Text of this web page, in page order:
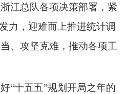
浙江总队各项决策部署，紧
力， 迎难而上推进统计调
、攻坚克难，推动各项工
“十五五”规划开局之年的